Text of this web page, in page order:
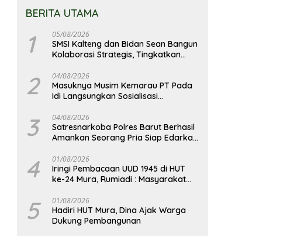
BERITA UTAMA
1 05/08/2026
SMSI Kalteng dan Bidan Sean Bangun
Kolaborasi Strategis, Tingkatkan
2 04/08/2026
Masuknya Musim Kemarau PT Pada
Idi Langsungkan Sosialisasi
3 04/08/2026
Satresnarkoba Polres Barut Berhasil
Amankan Seorang Pria Siap Edarkan
Gram
4 01/08/2026
Iringi Pembacaan UUD 1945 di HUT
ke-24 Mura, Rumiadi : Masyarakat
yang Lebih Besar
5 01/08/2026
Hadiri HUT Mura, Dina Ajak Warga
Dukung Pembangunan